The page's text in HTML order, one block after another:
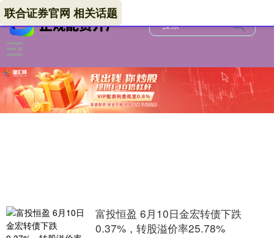
联合证券官网 相关话题
富投恒盈 6月10日金宏转债下跌
0.37%，转股溢价率25.78%